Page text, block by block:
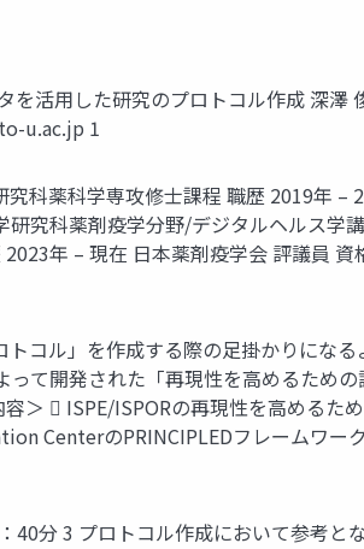
活用した研究のプロトコル作成 深澤
u.ac.jp 1
科薬科学専攻修士課程 職歴 2019年 –
究科薬剤疫学分野/デジタルヘルス学
年 – 現在 日本薬剤疫学会 評議員 資
コル」を作成する際の足掛かりになる
て開発された「再現性を高めるための
＞  ISPE/ISPORの再現性を高めるた
CenterのPRINCIPLEDフレームワー
40分 3 プロトコル作成において参考と